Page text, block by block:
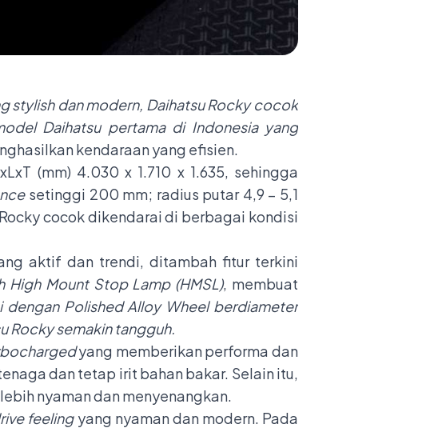
stylish dan modern, Daihatsu Rocky cocok
Daihatsu pertama di Indonesia yang
kendaraan yang efisien.
(mm) 4.030 x 1.710 x 1.635, sehingga
setinggi 200 mm; radius putar 4,9 – 5,1
cocok dikendarai di berbagai kondisi
aktif dan trendi, ditambah fitur terkini
High Mount Stop Lamp (HMSL), membuat
Polished Alloy Wheel berdiameter
Rocky semakin tangguh.
yang memberikan performa dan
dan tetap irit bahan bakar. Selain itu,
nyaman dan menyenangkan.
feelingyang nyaman dan modern. Pada